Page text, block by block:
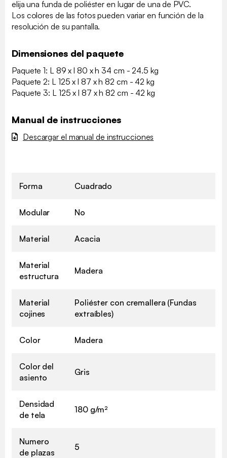
elija una funda de poliéster en lugar de una de PVC.
Los colores de las fotos pueden variar en función de la
resolución de su pantalla.
Dimensiones del paquete
Paquete 1: L 89 x l 80 x h 34 cm - 24.5 kg
Paquete 2: L 125 x l 87 x h 82 cm - 42 kg
Paquete 3: L 125 x l 87 x h 82 cm - 42 kg
Manual de instrucciones
Descargar el manual de instrucciones
Forma Cuadrado
Modular No
Material Acacia
Material
estructura
Madera
Material
cojines
Poliéster con cremallera (Fundas
extraíbles)
Color Madera
Color del
asiento
Gris
Densidad
de tela
180 g/m²
Numero
de plazas
5